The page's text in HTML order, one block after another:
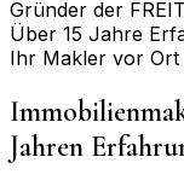
Gründer der
Über 15 Jahre
Ihr Makler vor Ort
Jahren